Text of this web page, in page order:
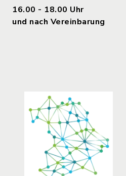
16.00 - 18.00 Uhr
und nach Vereinbarung